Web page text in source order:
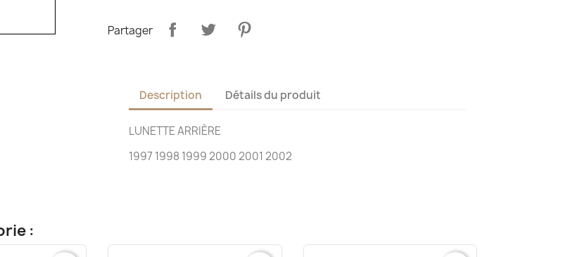
Partager
Description Détails du produit
LUNETTE ARRIÈRE
1997 1998 1999 2000 2001 2002
: